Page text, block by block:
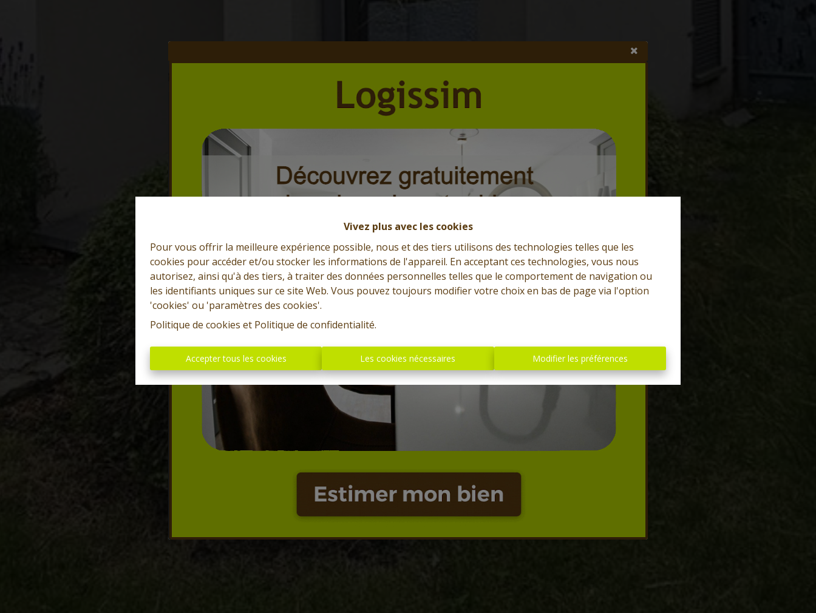
Vivez plus avec les cookies
Pour vous offrir la meilleure expérience possible, nous et des tiers utilisons des technologies telles que les
cookies pour accéder et/ou stocker les informations de l'appareil. En acceptant ces technologies, vous nous
autorisez, ainsi qu'à des tiers, à traiter des données personnelles telles que le comportement de navigation ou
les identifiants uniques sur ce site Web. Vous pouvez toujours modifier votre choix en bas de page via l'option
'cookies' ou 'paramètres des cookies'.
Politique de cookies et Politique de confidentialité.
Accepter tous les cookies Les cookies nécessaires Modifier les préférences